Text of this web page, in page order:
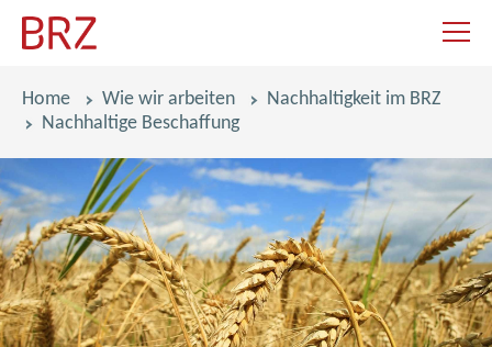
Pfadnavigation
Home Wie wir arbeiten
Nachhaltigkeit im BRZ
Nachhaltige Beschaffung